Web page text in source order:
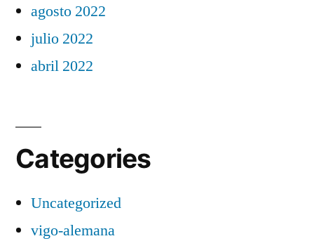
agosto 2022
julio 2022
abril 2022
Categories
Uncategorized
vigo-alemana